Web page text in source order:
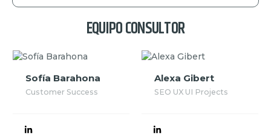
EQUIPO CONSULTOR
Sofía Barahona
Customer Success
Alexa Gibert
SEO UX UI Projects